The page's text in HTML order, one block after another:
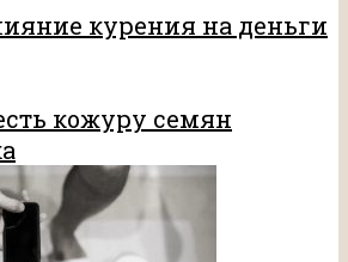
курения на деньги
кожуру семян